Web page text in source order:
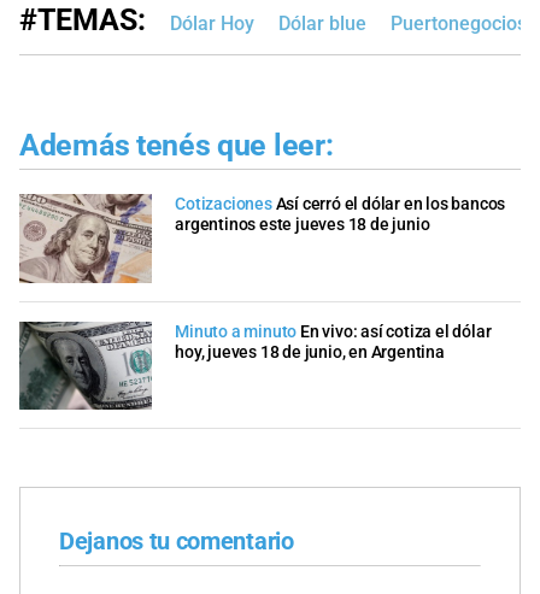
#TEMAS: Dólar Hoy Dólar blue Puertonegocios
Además tenés que leer:
CotizacionesAsí cerró el dólar en los bancos
argentinos este jueves 18 de junio
Minuto a minuto En vivo: así cotiza el dólar
hoy, jueves 18 de junio, en Argentina
Dejanos tu comentario